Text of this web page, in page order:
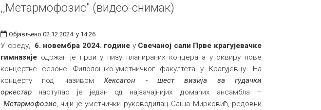
,,Метармофозис" (видео-снимак)
Објављено 02.12.2024. у 14:26
У среду, 6. новембра 2024. године у Свечаној сали Прве крагујевачке
гимназије одржан је први у низу планираних концерата у оквиру нове
концертне сезоне Филолошко-уметничког факултета у Крагујевцу. На
концерту под називомХексагон - шест визија за гудачки
оркестар наступао је један од најзачајнијих домаћих ансамбла –
Метармофозис, чији је уметнички руководилац Саша Мирковић, редовни